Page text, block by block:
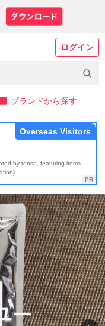
ログイン
ブランドから探す
by tenso, featuring items
Overseas Visitors